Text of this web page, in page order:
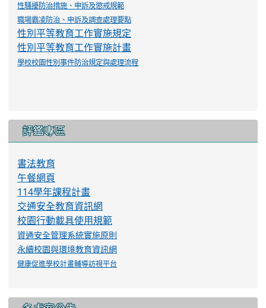
性騷擾防治措施、申訴及懲戒規範
職場霸凌防治、申訴及調查處理要點
性別平等教育工作實施規定
性別平等教育工作實施計畫
學校校園性別事件防治規定與處理流程
評鑑專區
書法教育
午餐網頁
114學年課程計畫
交通安全教育資訊網
校園行動載具使用規範
資通安全管理系統實施原則
永續校園與環境教育資訊網
健康促進學校計畫輔導訪視平台